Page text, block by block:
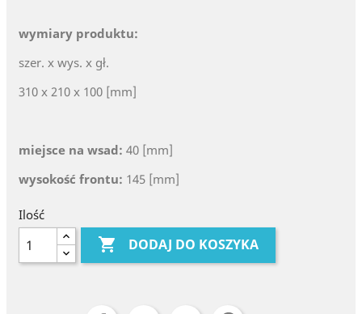
wymiary produktu:
szer. x wys. x gł.
310 x 210 x 100 [mm]
miejsce na wsad: 40 [mm]
wysokość frontu: 145 [mm]
Ilość
 DODAJ DO KOSZYKA